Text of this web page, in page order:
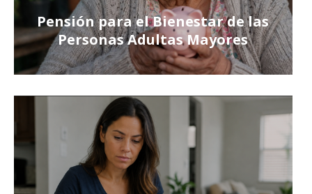
Pensión para el Bienestar de las
Personas Adultas Mayores